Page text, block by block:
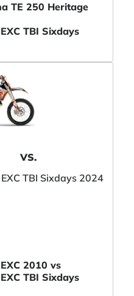
TE 250 Heritage
TBI Sixdays
VS.
2010 vs
TBI Sixdays